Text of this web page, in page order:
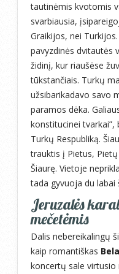
tautinėmis kvotomis
svarbiausia,
Graikijos, nei
pavyzdinės dvitautės
židinį, kur riaušėse
tūkstančiais. Turkų
užsibarikadavo savo
paramos dėka.
konstitucinei
Turkų Respubliką.
trauktis į Pietus,
Šiaurę. Vietoje
tada gyvuoja du labai
Jeruzalės
mečetėmis
Dalis nebereikalingų
kaip romantiškas
koncertų sale